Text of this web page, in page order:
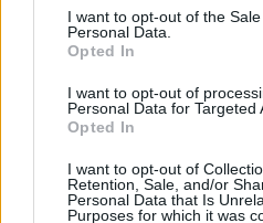
consent section.
I want to opt-out of the
Personal Data.
Opted In
I want to opt-out of
Personal Data for Targeted
Opted In
I want to opt-out of
Retention, Sale, and/or
Personal Data that Is
Purposes for which it was
HÍRLEVÉL